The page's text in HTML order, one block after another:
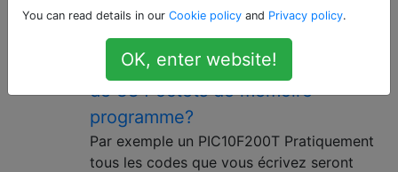
Comment utiliser un
microcontrôleur ne disposant que
de 384 octets de mémoire
programme?
Par exemple un PIC10F200T Pratiquement
tous les codes que vous écrivez seront
You can read details in our Cookie policy and Privacy policy.
OK, enter website!